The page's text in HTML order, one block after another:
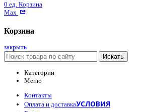
0 ед. Корзина
Max
Корзина
закрыть
Искать
Категории
Меню
Контакты
Оплата и доставкаУСЛОВИЯ